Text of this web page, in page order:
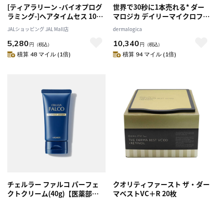
[ティアラリーン -バイオプログ
ラミング-]ヘアタイムセス 107D
Plus セリオーネ [ヘアミスト]
JALショッピング JAL Mall店
5,280 円 （税込）
積算 48 マイル (1倍)
世界で30秒に1本売れる* ダー
マロジカ デイリーマイクロフォ
リエント 酵素洗顔パウダー 角
質ケア
dermalogica
10,340 円 （税込）
積算 94 マイル (1倍)
チェルラー ファルコ パーフェ
クトクリーム(40g)【医薬部外
クオリティファースト ザ・ダー
マベストVC＋R 20枚